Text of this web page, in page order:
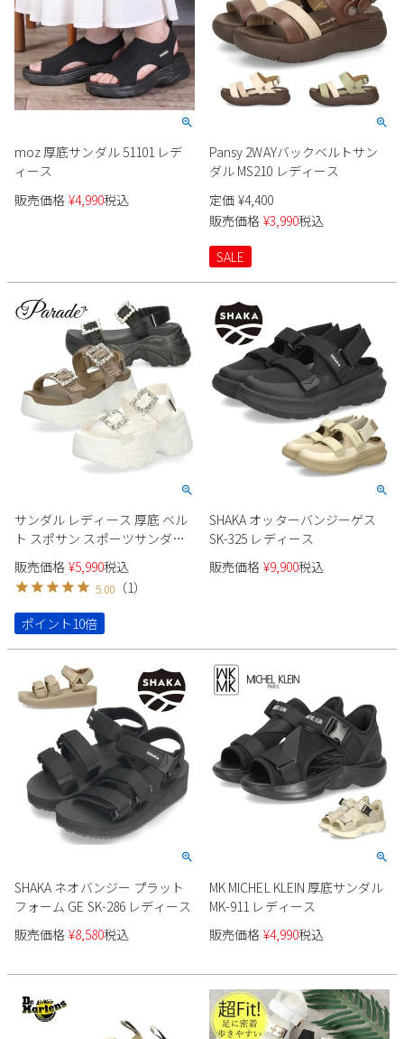
moz 厚底サンダル 51101 レデ
ィース
販売価格 ¥4,990税込
Pansy 2WAYバックベルトサン
ダル MS210 レディース
定価 ¥4,400
販売価格 ¥3,990税込
SALE
サンダル レディース 厚底 ベル
ト スポサン スポーツサンダル 2
本ベルト マジックテープ かか
とあり 歩きやすい キレイめ ア
ウトドア フェス Parade 415
販売価格 ¥5,990税込
5.00 （1）
ポイント10倍
SHAKA オッターバンジーゲス
SK-325 レディース
販売価格 ¥9,900税込
SHAKA ネオバンジー プラット
フォーム GE SK-286 レディース
販売価格 ¥8,580税込
MK MICHEL KLEIN 厚底サンダル
MK-911 レディース
販売価格 ¥4,990税込